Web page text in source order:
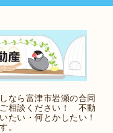
なら富津市岩瀬の合同
相談ください！ 不動
たい・何とかしたい！
。